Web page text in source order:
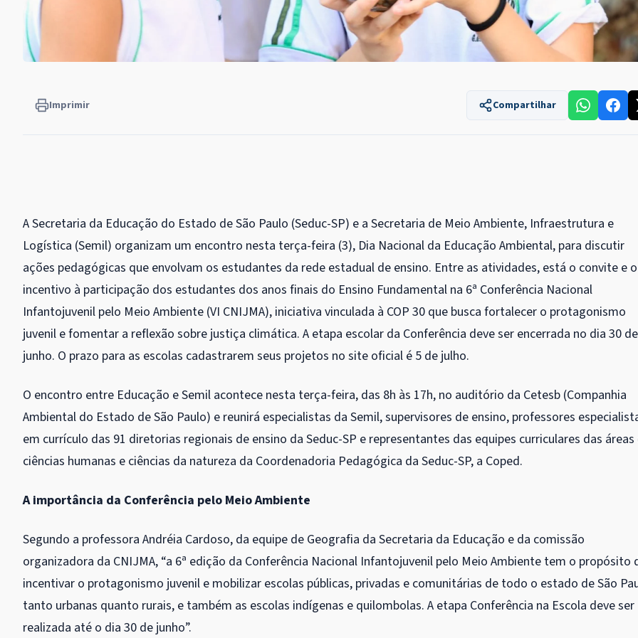
Imprimir Compartilhar
A Secretaria da Educação do Estado de São Paulo (Seduc-SP) e a Secretaria de Meio Ambiente, Infraestrutura e
Logística (Semil) organizam um encontro nesta terça-feira (3), Dia Nacional da Educação Ambiental, para discutir
ações pedagógicas que envolvam os estudantes da rede estadual de ensino. Entre as atividades, está o convite e o
incentivo à participação dos estudantes dos anos finais do Ensino Fundamental na 6ª Conferência Nacional
Infantojuvenil pelo Meio Ambiente (VI CNIJMA), iniciativa vinculada à COP 30 que busca fortalecer o protagonismo
juvenil e fomentar a reflexão sobre justiça climática. A etapa escolar da Conferência deve ser encerrada no dia 30 de
junho. O prazo para as escolas cadastrarem seus projetos no site oficial é 5 de julho.
O encontro entre Educação e Semil acontece nesta terça-feira, das 8h às 17h, no auditório da Cetesb (Companhia
Ambiental do Estado de São Paulo) e reunirá especialistas da Semil, supervisores de ensino, professores
em currículo das 91 diretorias regionais de ensino da Seduc-SP e representantes das equipes curriculares das áreas
ciências humanas e ciências da natureza da Coordenadoria Pedagógica da Seduc-SP, a Coped.
A importância da Conferência pelo Meio Ambiente
Segundo a professora Andréia Cardoso, da equipe de Geografia da Secretaria da Educação e da comissão
organizadora da CNIJMA, “a 6ª edição da Conferência Nacional Infantojuvenil pelo Meio Ambiente tem o propósito
incentivar o protagonismo juvenil e mobilizar escolas públicas, privadas e comunitárias de todo o estado de São
tanto urbanas quanto rurais, e também as escolas indígenas e quilombolas. A etapa Conferência na Escola deve ser
realizada até o dia 30 de junho”.